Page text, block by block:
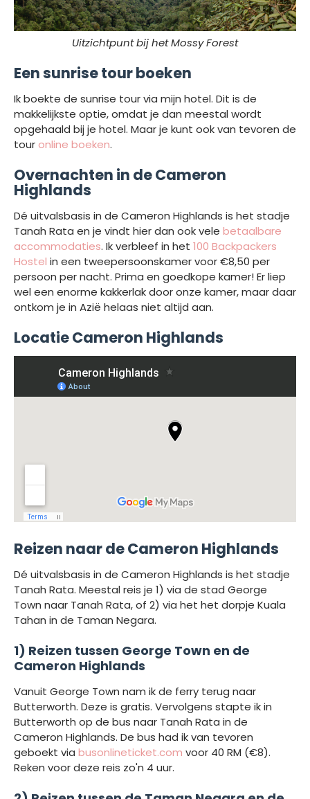
Uitzichtpunt bij het Mossy Forest
Een sunrise tour boeken
Ik boekte de sunrise tour via mijn hotel. Dit is de
makkelijkste optie, omdat je dan meestal wordt
opgehaald bij je hotel. Maar je kunt ook van tevoren de
tour online boeken.
Overnachten in de Cameron
Highlands
Dé uitvalsbasis in de Cameron Highlands is het stadje
Tanah Rata en je vindt hier dan ook vele betaalbare
accommodaties. Ik verbleef in het 100 Backpackers
Hostel in een tweepersoonskamer voor €8,50 per
persoon per nacht. Prima en goedkope kamer! Er liep
wel een enorme kakkerlak door onze kamer, maar daar
ontkom je in Azië helaas niet altijd aan.
Locatie Cameron Highlands
Reizen naar de Cameron Highlands
Dé uitvalsbasis in de Cameron Highlands is het stadje
Tanah Rata. Meestal reis je 1) via de stad George
Town naar Tanah Rata, of 2) via het het dorpje Kuala
Tahan in de Taman Negara.
1) Reizen tussen George Town en de
Cameron Highlands
Vanuit George Town nam ik de ferry terug naar
Butterworth. Deze is gratis. Vervolgens stapte ik in
Butterworth op de bus naar Tanah Rata in de
Cameron Highlands. De bus had ik van tevoren
geboekt via busonlineticket.com voor 40 RM (€8).
Reken voor deze reis zo'n 4 uur.